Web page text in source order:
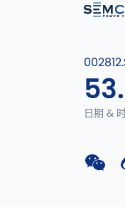
日期 &